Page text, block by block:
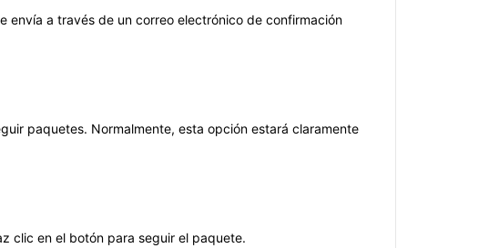
envía a través de un correo electrónico de confirmación
paquetes. Normalmente, esta opción estará claramente
clic en el botón para seguir el paquete.